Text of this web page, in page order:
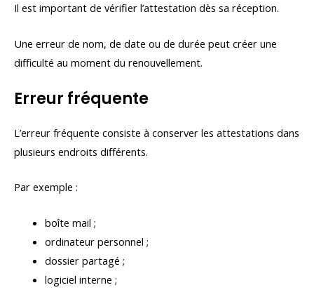
Il est important de vérifier l’attestation dès sa réception.
Une erreur de nom, de date ou de durée peut créer une
difficulté au moment du renouvellement.
Erreur fréquente
L’erreur fréquente consiste à conserver les attestations dans
plusieurs endroits différents.
Par exemple :
boîte mail ;
ordinateur personnel ;
dossier partagé ;
logiciel interne ;